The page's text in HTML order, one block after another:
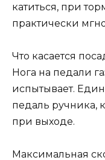
катиться, при
практически
Что касается
Нога на педали
испытывает.
педаль ручника,
при выходе.
Максимальная